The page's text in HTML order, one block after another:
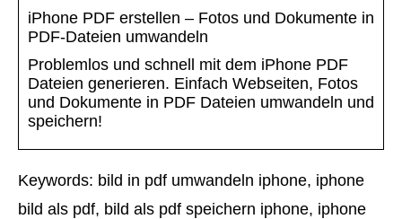
iPhone PDF erstellen – Fotos und Dokumente in
PDF-Dateien umwandeln
Problemlos und schnell mit dem iPhone PDF
Dateien generieren. Einfach Webseiten, Fotos
und Dokumente in PDF Dateien umwandeln und
speichern!
Keywords: bild in pdf umwandeln iphone, iphone
bild als pdf, bild als pdf speichern iphone, iphone